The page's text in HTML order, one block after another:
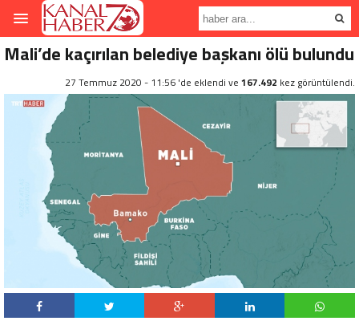
Mali’de kaçırılan belediye başkanı ölü bulundu
27 Temmuz 2020 - 11:56 'de eklendi ve 167.492 kez görüntülendi.